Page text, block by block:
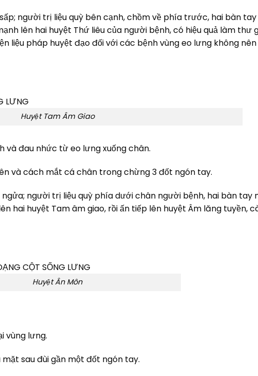
người trị liệu quỳ bên cạnh, chồm về phía trước, hai bàn
lên hai huyệt Thứ liêu của người bệnh, có hiệu quả làm thư
liệu pháp huyệt đạo đối với các bệnh vùng eo lưng không
Huyệt Tam Âm Giao
và đau nhức từ eo lưng xuống chân.
và cách mắt cá chân trong chừng 3 đốt ngón tay.
người trị liệu quỳ phía dưới chân người bệnh, hai bàn tay
hai huyệt Tam âm giao, rồi ấn tiếp lên huyệt Âm lăng tuyền,
Huyệt Ân Môn
vùng lưng.
sau đùi gần một đốt ngón tay.